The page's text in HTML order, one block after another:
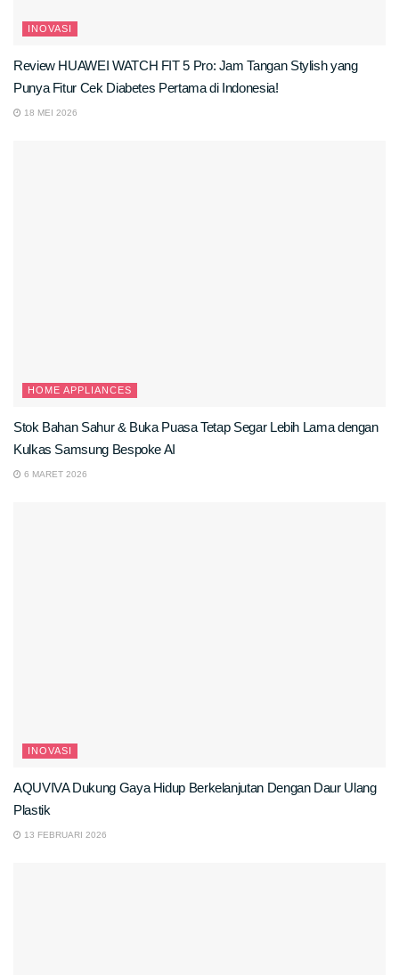
INOVASI
Review HUAWEI WATCH FIT 5 Pro: Jam Tangan Stylish yang
Punya Fitur Cek Diabetes Pertama di Indonesia!
18 MEI 2026
HOME APPLIANCES
Stok Bahan Sahur & Buka Puasa Tetap Segar Lebih Lama dengan
Kulkas Samsung Bespoke AI
6 MARET 2026
INOVASI
AQUVIVA Dukung Gaya Hidup Berkelanjutan Dengan Daur Ulang
Plastik
13 FEBRUARI 2026